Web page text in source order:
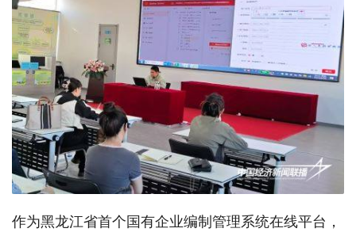
作为黑龙江省首个国有企业编制管理系统在线平台，